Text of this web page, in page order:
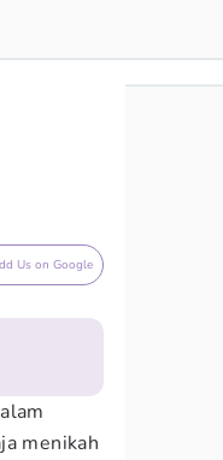
Us on Google
menikah